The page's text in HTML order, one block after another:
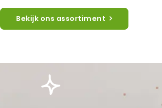
Bekijk ons assortiment